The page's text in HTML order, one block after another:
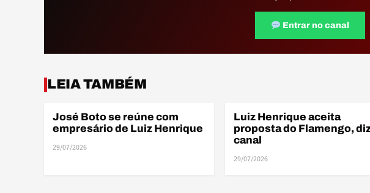
Entrar no canal
LEIA TAMBÉMELE
ELENCO
José Boto se reúne com
empresário de Luiz Henrique
29/07/2026
ELENCO
Luiz Henrique aceita
proposta do Flamengo,
canal
29/07/2026